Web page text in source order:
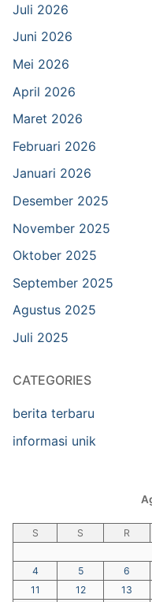
Juli 2026
Juni 2026
Mei 2026
April 2026
Maret 2026
Februari 2026
Januari 2026
Desember 2025
November 2025
Oktober 2025
September 2025
Agustus 2025
Juli 2025
CATEGORIES
berita terbaru
informasi unik
S S R
4
5 6
11
12 13